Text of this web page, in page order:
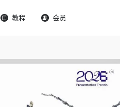
教程 会员